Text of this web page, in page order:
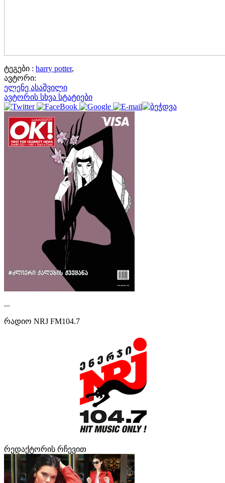
ტეგები : harry potter,
ავტორი:
ელენე ასაშვილი
ავტორის სხვა სტატიები
...
რადიო NRJ FM104.7
რედაქტორის რჩევით